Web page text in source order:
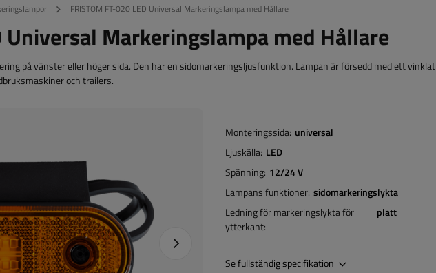
FRISTOM FT-020 LED Universal Markeringslampa med Hållare
Universal Markeringslampa med Hållare
på vänster eller höger sida. Den har en sidomarkeringsljusfunktion. Lampan är försedd med ett vinklat
och trailers.
Nästa foto
Monteringssida universal
Ljuskälla LED
Spänning 12/24 V
Lampans funktioner sidomarkeringslykta
Ledning för markeringslykta för
ytterkant
platt
Se fullständig specifikation